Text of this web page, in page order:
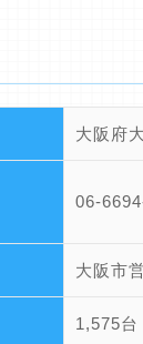
大阪府
06-
大阪市
1,575台